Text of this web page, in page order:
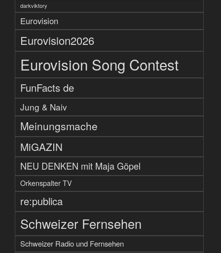
darkviktory
Eurovision
Eurovision2026
Eurovision Song Contest
FunFacts de
Jung & Naiv
Meinungsmache
MiGAZIN
NEU DENKEN mit Maja Göpel
Orkenspalter TV
re:publica
Schweizer Fernsehen
Schweizer Radio und Fernsehen